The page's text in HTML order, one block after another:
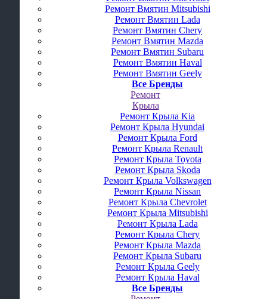
Ремонт Вмятин Mitsubishi
Ремонт Вмятин Lada
Ремонт Вмятин Chery
Ремонт Вмятин Mazda
Ремонт Вмятин Subaru
Ремонт Вмятин Haval
Ремонт Вмятин Geely
Все Бренды
Ремонт
Крыла
Ремонт Крыла Kia
Ремонт Крыла Hyundai
Ремонт Крыла Ford
Ремонт Крыла Renault
Ремонт Крыла Toyota
Ремонт Крыла Skoda
Ремонт Крыла Volkswagen
Ремонт Крыла Nissan
Ремонт Крыла Chevrolet
Ремонт Крыла Mitsubishi
Ремонт Крыла Lada
Ремонт Крыла Chery
Ремонт Крыла Mazda
Ремонт Крыла Subaru
Ремонт Крыла Geely
Ремонт Крыла Haval
Все Бренды